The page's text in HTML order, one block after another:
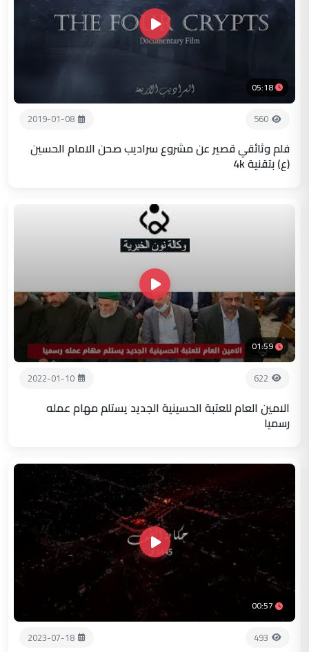
05:18
560
2019-01-08
فلم وثائقي قصير عن مشروع سراديب صحن الامام الحسين
(ع) بتقنية 4k
01:59
622
2022-01-10
الامين العام للعتبة الحسينية الجديد يستلم مهام عمله
رسميا
00:57
493
2023-07-18